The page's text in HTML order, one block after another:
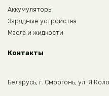
Аккумуляторы
Зарядные устройства
Масла и жидкости
Контакты
Беларусь, г. Сморгонь, ул.